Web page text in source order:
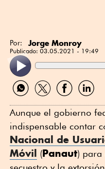
Por: Jorge Monroy
Publicado: 03.05.2021 - 19:49
Compartir
por
Compartir
por
Compartir
por
por
Aunque el gobierno
indispensable contar
Nacional de
Móvil (Panaut) para